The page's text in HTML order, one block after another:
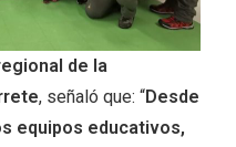
de la
, señaló que: “Desde
equipos educativos,